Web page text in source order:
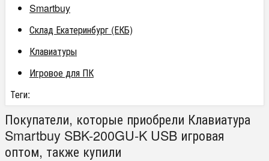
Smartbuy
Склад Екатеринбург (ЕКБ)
Клавиатуры
Игровое для ПК
Теги:
Покупатели, которые приобрели Клавиатура
Smartbuy SBK-200GU-K USB игровая
оптом, также купили